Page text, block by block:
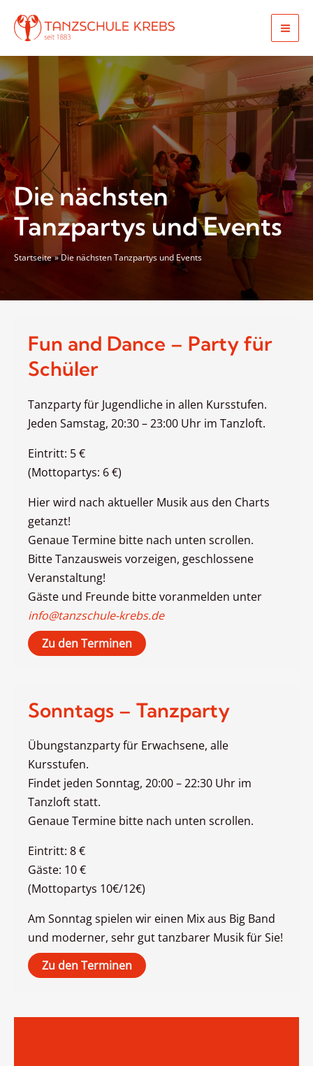
Inhalt
springen
Die nächsten
Tanzpartys und Events
Startseite Die nächsten Tanzpartys und Events
Fun and Dance – Party für
Schüler
Tanzparty für Jugendliche in allen Kursstufen.
Jeden Samstag, 20:30 – 23:00 Uhr im Tanzloft.
Eintritt: 5 €
(Mottopartys: 6 €)
Hier wird nach aktueller Musik aus den Charts
getanzt!
Genaue Termine bitte nach unten scrollen.
Bitte Tanzausweis vorzeigen, geschlossene
Veranstaltung!
Gäste und Freunde bitte voranmelden unter
info@tanzschule-krebs.de
Zu den Terminen
Sonntags – Tanzparty
Übungstanzparty für Erwachsene, alle
Kursstufen.
Findet jeden Sonntag, 20:00 – 22:30 Uhr im
Tanzloft statt.
Genaue Termine bitte nach unten scrollen.
Eintritt: 8 €
Gäste: 10 €
(Mottopartys 10€/12€)
Am Sonntag spielen wir einen Mix aus Big Band
und moderner, sehr gut tanzbarer Musik für Sie!
Zu den Terminen